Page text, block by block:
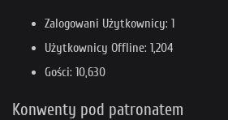
Zalogowani Użytkownicy: 1
Użytkownicy Offline: 1,204
Gości: 10,630
Konwenty pod patronatem